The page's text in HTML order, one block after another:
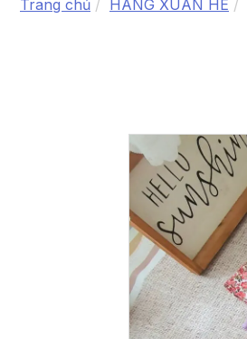
Trang chủ HÀNG XUÂN HÈ